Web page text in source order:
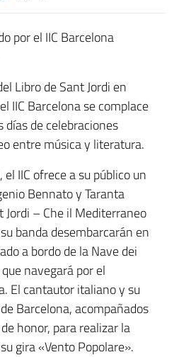
por el IIC Barcelona
Libro de Sant Jordi en
IIC Barcelona se complace
días de celebraciones
entre música y literatura.
IIC ofrece a su público un
Bennato y Taranta
– Che il Mediterraneo
banda desembarcarán en
a bordo de la Nave dei
navegará por el
El cantautor italiano y su
Barcelona, acompañados
honor, para realizar la
gira «Vento Popolare».